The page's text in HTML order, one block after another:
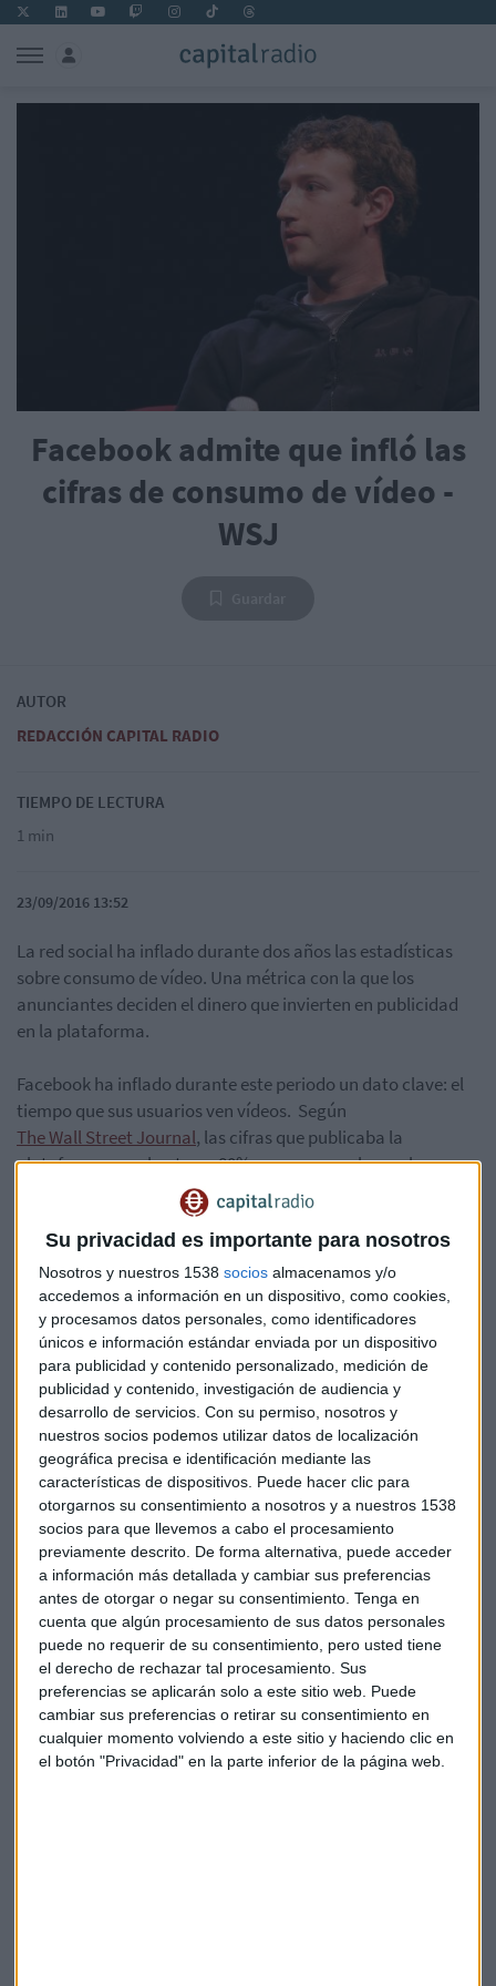
Su privacidad es importante para nosotros
Nosotros y nuestros 1538 socios almacenamos y/o
accedemos a información en un dispositivo, como cookies,
y procesamos datos personales, como identificadores
únicos e información estándar enviada por un dispositivo
para publicidad y contenido personalizado, medición de
publicidad y contenido, investigación de audiencia y
desarrollo de servicios. Con su permiso, nosotros y
nuestros socios podemos utilizar datos de localización
geográfica precisa e identificación mediante las
características de dispositivos. Puede hacer clic para
otorgarnos su consentimiento a nosotros y a nuestros 1538
socios para que llevemos a cabo el procesamiento
previamente descrito. De forma alternativa, puede acceder
a información más detallada y cambiar sus preferencias
antes de otorgar o negar su consentimiento. Tenga en
cuenta que algún procesamiento de sus datos personales
puede no requerir de su consentimiento, pero usted tiene
el derecho de rechazar tal procesamiento. Sus
preferencias se aplicarán solo a este sitio web. Puede
cambiar sus preferencias o retirar su consentimiento en
cualquier momento volviendo a este sitio y haciendo clic en
el botón "Privacidad" en la parte inferior de la página web.
Facebook admite que infló las
cifras de consumo de vídeo -
WSJ
AUTOR
REDACCIÓN CAPITAL RADIO
TIEMPO DE LECTURA
1 min
23/09/2016 13:52
La red social ha inflado durante dos años las estadísticas
sobre consumo de vídeo. Una métrica con la que los
anunciantes deciden el dinero que invierten en publicidad
en la plataforma.
Facebook ha inflado durante este periodo un dato clave: el
tiempo que sus usuarios ven vídeos. Según
The Wall Street Journal, las cifras que publicaba la
plataforma eran hasta un 80% mayores que las reales.
La red social sólo contaba las visualizaciones de más de tres
segundos de duración. Los vídeos por debajo de 3 segundos
no se tenían en cuenta, y esto hacía subir la media. Ahora
Facebook introducirá una nueva métrica que reflejará las
visualizaciones sea cual sea su duración.
Facebook Publicidad Consumo Zuckerberg
The Wall Street Journal Vídeos Visualización
Suscríbete a nuestros boletines
Te enviaremos las noticias más importantes del día